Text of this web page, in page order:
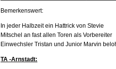
Bemerkenswert:
In jeder Halbzeit ein Hattrick von Stevie
Mitschel an fast allen Toren als Vorbereiter
Einwechsler Tristan und Junior Marvin
TA -Arnstadt: